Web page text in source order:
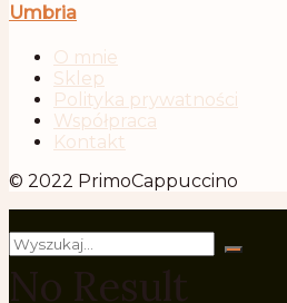
Umbria
O mnie
Sklep
Polityka prywatności
Współpraca
Kontakt
© 2022 PrimoCappuccino
No Result